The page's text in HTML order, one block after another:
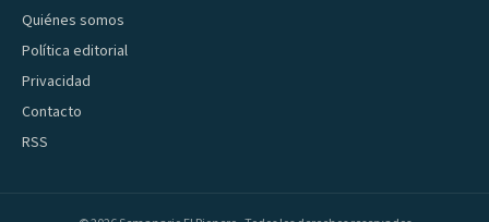
Quiénes somos
Política editorial
Privacidad
Contacto
RSS